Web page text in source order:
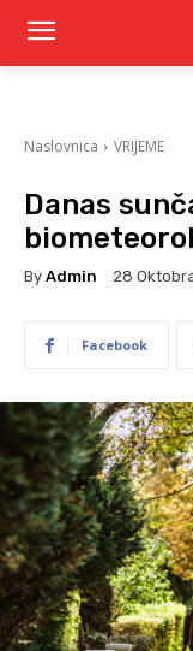
Naslovnica VRIJEME
Danas
By Admin 28
Facebook